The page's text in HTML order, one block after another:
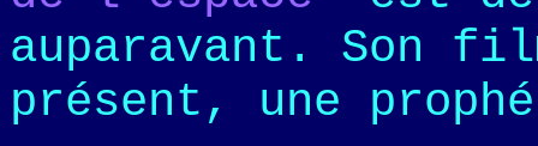
auparavant. Son
présent, une